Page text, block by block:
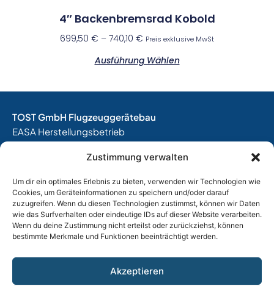
Zustimmung verwalten
Um dir ein optimales Erlebnis zu bieten, verwenden wir Technologien wie
Cookies, um Geräteinformationen zu speichern und/oder darauf
zuzugreifen. Wenn du diesen Technologien zustimmst, können wir Daten
wie das Surfverhalten oder eindeutige IDs auf dieser Website verarbeiten.
Wenn du deine Zustimmung nicht erteilst oder zurückziehst, können
bestimmte Merkmale und Funktionen beeinträchtigt werden.
Akzeptieren
4″ Backenbremsrad Kobold
699,50 € – 740,10 € Preis exklusive MwSt
Ausführung Wählen
TOST GmbH Flugzeuggerätebau
EASA Herstellungsbetrieb
Entwicklungsbetrieb
Thalkirchner Straße 62
80337 München
Tel. +49(0)89 544 599 0
E-Mail: info@tost.de
Montag – Donnerstag: 8:00 – 17:00 Uhr
Freitag: 8:00 – 15:00 Uhr